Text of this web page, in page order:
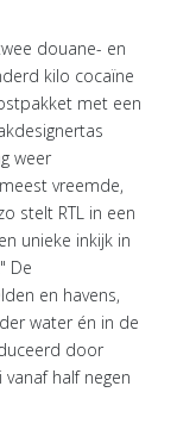
douane- en
kilo cocaïne
met een
weer
vreemde,
stelt RTL in een
unieke inkijk in
De
en havens,
water én in de
door
half negen